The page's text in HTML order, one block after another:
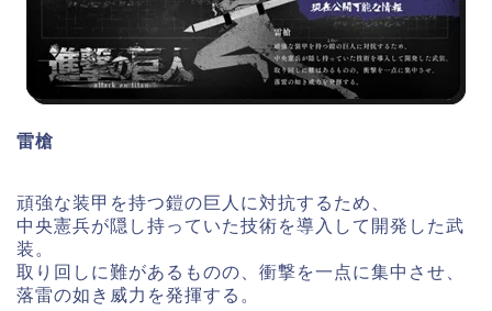
雷槍
頑強な装甲を持つ鎧の巨人に対抗するため、
中央憲兵が隠し持っていた技術を導入して開発した武
装。
取り回しに難があるものの、衝撃を一点に集中させ、
落雷の如き威力を発揮する。